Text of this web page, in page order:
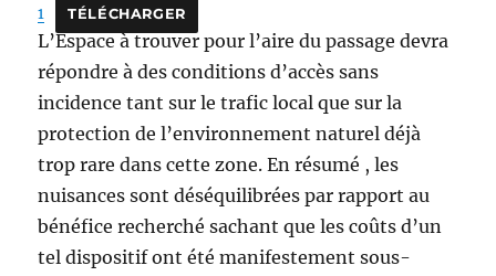
1
TÉLÉCHARGER
L’Espace à trouver pour l’aire du passage devra
répondre à des conditions d’accès sans
incidence tant sur le trafic local que sur la
protection de l’environnement naturel déjà
trop rare dans cette zone. En résumé , les
nuisances sont déséquilibrées par rapport au
bénéfice recherché sachant que les coûts d’un
tel dispositif ont été manifestement sous-